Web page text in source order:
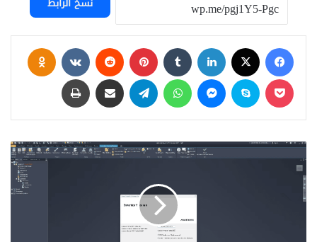
فيسبوك لينكدإن بينتيريست
‫Pocket
سكايب ماسنجر واتساب تيلقرام مشاركة عبر البريد طباعة
تحميل
Autodesk
Inventor
Nastran
2027